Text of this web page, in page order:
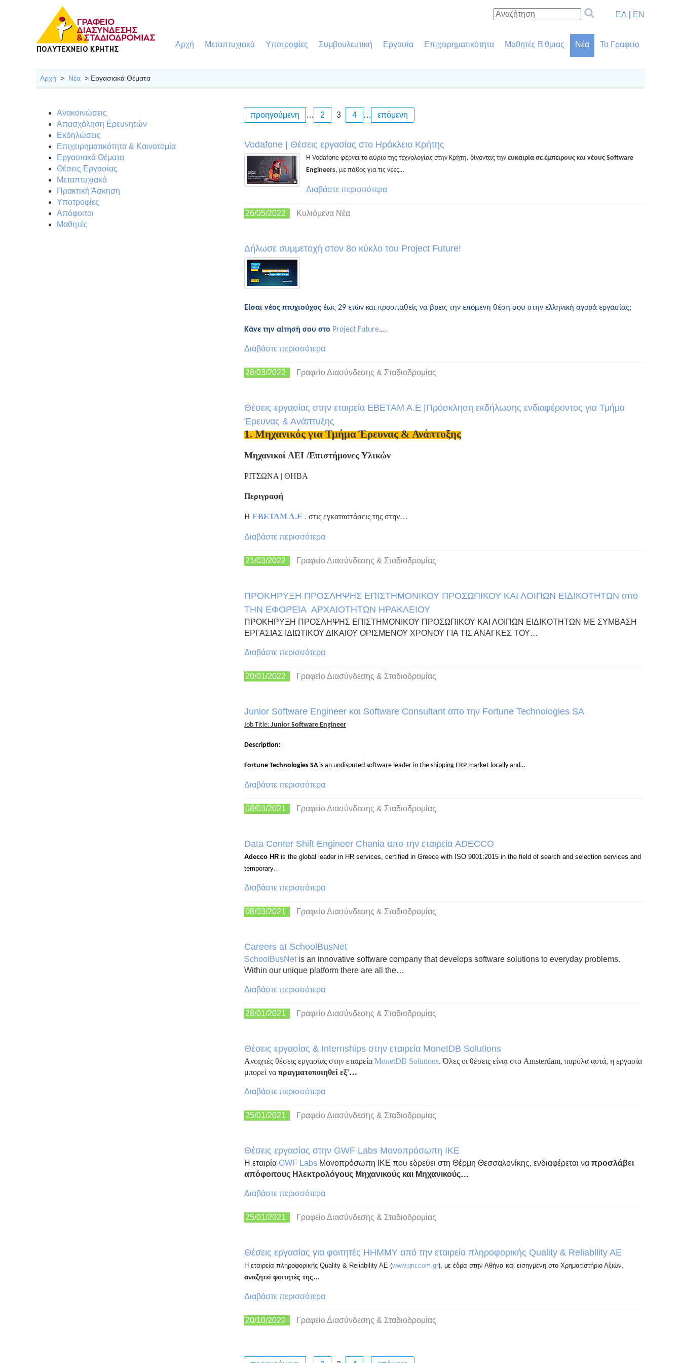
ΕΛ EN
Αρχή Μεταπτυχιακά Υποτροφίες Συμβουλευτική Εργασία Επιχειρηματικότητα Μαθητές Β'θμιας Νέα Το Γραφείο
Αρχή > Νέα > Εργασιακά Θέματα
Ανακοινώσεις
Απασχόληση Ερευνητών
Εκδηλώσεις
Επιχειρηματικότητα & Καινοτομία
Εργασιακά Θέματα
Θέσεις Εργασίας
Μεταπτυχιακά
Πρακτική Άσκηση
Υποτροφίες
Απόφοιτοι
Μαθητές
προηγούμενη … 2 3 4 … επόμενη
Vodafone | Θέσεις εργασίας στο Ηράκλειο Κρήτης
H Vodafone φέρνει το αύριο της τεχνολογίας στην Κρήτη, δίνοντας την ευκαιρία σε έμπειρους και νέους Software
Engineers, με πάθος για τις νέες…
Διαβάστε περισσότερα
26/05/2022 Κυλιόμενα Νέα
Δήλωσε συμμετοχή στον 8ο κύκλο του Project Future!
Είσαι νέος πτυχιούχος έως 29 ετών και προσπαθείς να βρεις την επόμενη θέση σου στην ελληνική αγορά εργασίας;
Κάνε την αίτησή σου στο Project Future.…
Διαβάστε περισσότερα
28/03/2022 Γραφείο Διασύνδεσης & Σταδιοδρομίας
Θέσεις εργασίας στην εταιρεία ΕΒΕΤΑΜ Α.Ε |Πρόσκληση εκδήλωσης ενδιαφέροντος για Τμήμα
Έρευνας & Ανάπτυξης
1. Μηχανικός για Τμήμα Έρευνας & Ανάπτυξης
Μηχανικοί ΑΕΙ /Επιστήμονες Υλικών
ΡΙΤΣΩΝΑ | ΘΗΒΑ
Περιγραφή
Η ΕΒΕΤΑΜ Α.Ε . στις εγκαταστάσεις της στην…
Διαβάστε περισσότερα
21/03/2022 Γραφείο Διασύνδεσης & Σταδιοδρομίας
ΠΡΟΚΗΡΥΞΗ ΠΡΟΣΛΗΨΗΣ ΕΠΙΣΤΗΜΟΝΙΚΟΥ ΠΡΟΣΩΠΙΚΟΥ ΚΑΙ ΛΟΙΠΩΝ ΕΙΔΙΚΟΤΗΤΩΝ απο
ΤΗΝ ΕΦΟΡΕΙΑ ΑΡΧΑΙΟΤΗΤΩΝ ΗΡΑΚΛΕΙΟΥ
ΠΡΟΚΗΡΥΞΗ ΠΡΟΣΛΗΨΗΣ ΕΠΙΣΤΗΜΟΝΙΚΟΥ ΠΡΟΣΩΠΙΚΟΥ ΚΑΙ ΛΟΙΠΩΝ ΕΙΔΙΚΟΤΗΤΩΝ ΜΕ ΣΥΜΒΑΣΗ
ΕΡΓΑΣΙΑΣ ΙΔΙΩΤΙΚΟΥ ΔΙΚΑΙΟΥ ΟΡΙΣΜΕΝΟΥ ΧΡΟΝΟΥ ΓΙΑ ΤΙΣ ΑΝΑΓΚΕΣ ΤΟΥ…
Διαβάστε περισσότερα
20/01/2022 Γραφείο Διασύνδεσης & Σταδιοδρομίας
Junior Software Engineer και Software Consultant απο την Fortune Technologies SA
Job Title: Junior Software Engineer
Description:
Fortune Technologies SA is an undisputed software leader in the shipping ERP market locally and…
Διαβάστε περισσότερα
08/03/2021 Γραφείο Διασύνδεσης & Σταδιοδρομίας
Data Center Shift Engineer Chania απο την εταιρεία ADECCO
Adecco HR is the global leader in HR services, certified in Greece with ISO 9001:2015 in the field of search and selection services and
temporary…
Διαβάστε περισσότερα
08/03/2021 Γραφείο Διασύνδεσης & Σταδιοδρομίας
Careers at SchoolBusNet
SchoolBusNet is an innovative software company that develops software solutions to everyday problems.
Within our unique platform there are all the…
Διαβάστε περισσότερα
28/01/2021 Γραφείο Διασύνδεσης & Σταδιοδρομίας
Θέσεις εργασίας & Internships στην εταιρεία MonetDB Solutions
Aνοιχτές θέσεις εργασίας στην εταιρεία MonetDB Solutions. Όλες οι θέσεις είναι στο Amsterdam, παρόλα αυτά, η εργασία
μπορεί να πραγματοποιηθεί εξ'…
Διαβάστε περισσότερα
25/01/2021 Γραφείο Διασύνδεσης & Σταδιοδρομίας
Θέσεις εργασίας στην GWF Labs Μονοπρόσωπη ΙΚΕ
Η εταιρία GWF Labs Μονοπρόσωπη ΙΚΕ που εδρεύει στη Θέρμη Θεσσαλονίκης, ενδιαφέρεται να προσλάβει
απόφοιτους Ηλεκτρολόγους Μηχανικούς και Μηχανικούς…
Διαβάστε περισσότερα
25/01/2021 Γραφείο Διασύνδεσης & Σταδιοδρομίας
Θέσεις εργασίας για φοιτητές ΗΗΜΜΥ από την εταιρεία πληροφορικής Quality & Reliability AE
Η εταιρεία πληροφορικής Quality & Reliability AE (www.qnr.com.gr), με έδρα στην Αθήνα και εισηγμένη στο Χρηματιστήριο Αξιών,
αναζητεί φοιτητές της…
Διαβάστε περισσότερα
20/10/2020 Γραφείο Διασύνδεσης & Σταδιοδρομίας